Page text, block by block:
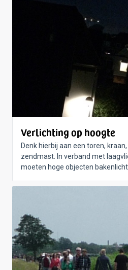
Verlichting op hoogte
Denk hierbij aan een toren,
zendmast. In verband met
moeten hoge objecten